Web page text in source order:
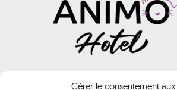
Gérer le consentement aux